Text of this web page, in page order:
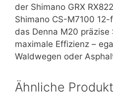
der Shimano GRX
Shimano CS-M7100
das Denna M20 präzise
maximale Effizienz –
Waldwegen oder
Ähnliche